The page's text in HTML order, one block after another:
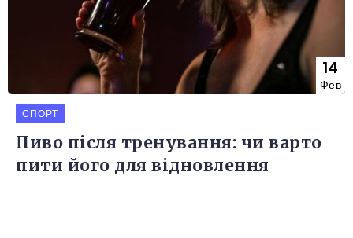
14
Фев
СПОРТ
Пиво після тренування: чи варто
пити його для відновлення